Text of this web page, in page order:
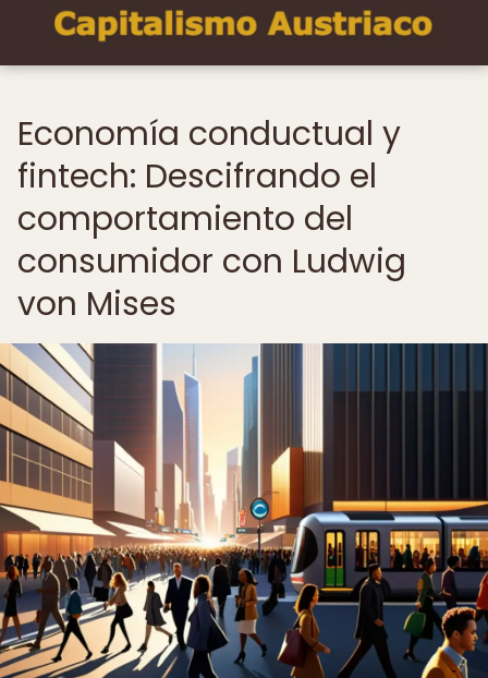
Economía conductual y
fintech: Descifrando el
comportamiento del
consumidor con Ludwig
von Mises